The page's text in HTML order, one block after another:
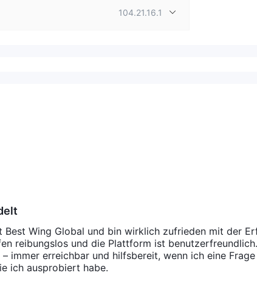
104.21.16.1
Best Wing Global und bin wirklich zufrieden mit der
reibungslos und die Plattform ist
immer erreichbar und hilfsbereit, wenn ich eine
ich ausprobiert habe.